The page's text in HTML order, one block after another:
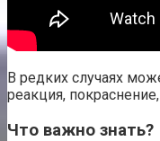
В редких случаях
реакция,
Что важно знать?